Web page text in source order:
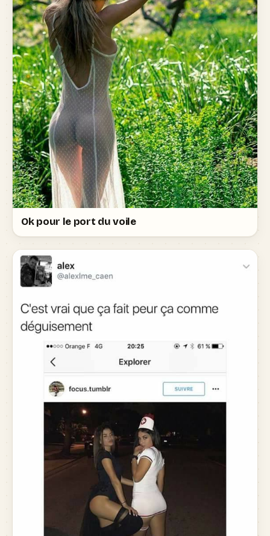
Ok pour le port du voile